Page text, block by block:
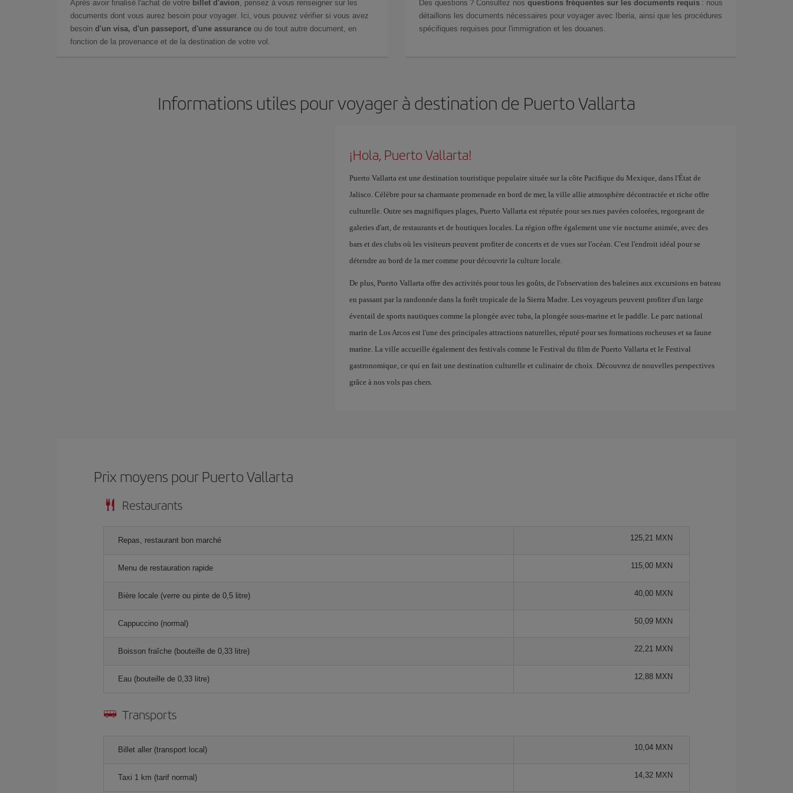
Après avoir finalisé l'achat de votre billet d'avion , pensez à vous renseigner sur les
documents dont vous aurez besoin pour voyager. Ici, vous pouvez vérifier si vous avez
besoin d'un visa, d'un passeport, d'une assurance ou de tout autre document, en
fonction de la provenance et de la destination de votre vol.
Des questions ? Consultez nos questions fréquentes sur les documents requis : nous
détaillons les documents nécessaires pour voyager avec Iberia, ainsi que les procédures
spécifiques requises pour l'immigration et les douanes.
Informations utiles pour voyager à destination de Puerto Vallarta
¡Hola, Puerto Vallarta!
Puerto Vallarta est une destination touristique populaire située sur la côte Pacifique du Mexique, dans l'État de
Jalisco. Célèbre pour sa charmante promenade en bord de mer, la ville allie atmosphère décontractée et riche offre
culturelle. Outre ses magnifiques plages, Puerto Vallarta est réputée pour ses rues pavées colorées, regorgeant de
galeries d'art, de restaurants et de boutiques locales. La région offre également une vie nocturne animée, avec des
bars et des clubs où les visiteurs peuvent profiter de concerts et de vues sur l'océan. C'est l'endroit idéal pour se
détendre au bord de la mer comme pour découvrir la culture locale.
De plus, Puerto Vallarta offre des activités pour tous les goûts, de l'observation des baleines aux excursions en bateau
en passant par la randonnée dans la forêt tropicale de la Sierra Madre. Les voyageurs peuvent profiter d'un large
éventail de sports nautiques comme la plongée avec tuba, la plongée sous-marine et le paddle. Le parc national
marin de Los Arcos est l'une des principales attractions naturelles, réputé pour ses formations rocheuses et sa faune
marine. La ville accueille également des festivals comme le Festival du film de Puerto Vallarta et le Festival
gastronomique, ce qui en fait une destination culturelle et culinaire de choix. Découvrez de nouvelles perspectives
grâce à nos vols pas chers.
Prix ​​moyens pour Puerto Vallarta
Restaurants
Repas, restaurant bon marché 125,21 MXN
Menu de restauration rapide 115,00 MXN
Bière locale (verre ou pinte de 0,5 litre) 40,00 MXN
Cappuccino (normal) 50,09 MXN
Boisson fraîche (bouteille de 0,33 litre) 22,21 MXN
Eau (bouteille de 0,33 litre) 12,88 MXN
Transports
Billet aller (transport local) 10,04 MXN
Taxi 1 km (tarif normal) 14,32 MXN